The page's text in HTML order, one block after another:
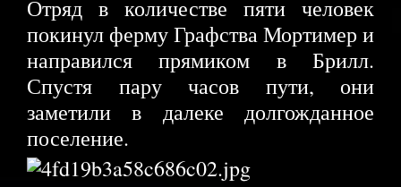
Отряд в количестве пяти человек
покинул ферму Графства Мортимер и
направился прямиком в Брилл.
Спустя пару часов пути, они
заметили в далеке долгожданное
поселение.